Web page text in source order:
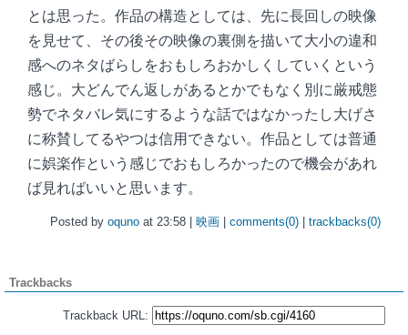
とは思った。作品の構造としては、先に長回しの映像
を見せて、その後その映像の裏側を描いて大小の違和
感へのネタばらしをおもしろおかしくしていくという
感じ。大どんでん返しがあるとかでもなく別に厳戒態
勢でネタバレ気にするような話ではなかったし大げさ
に称賛してるやつは信用できない。作品としては普通
に娯楽作という感じでおもしろかったので機会があれ
ば見ればいいと思います。
Posted by oquno at 23:58 | 映画 comments(0) trackbacks(0)
Trackbacks
Trackback URL: